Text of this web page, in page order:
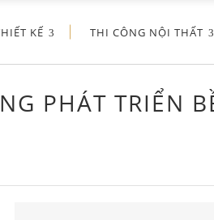
KẾ THI CÔNG NỘI THẤT
PHÁT TRIỂN